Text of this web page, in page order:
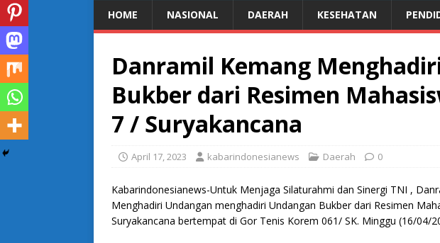
HOME NASIONAL DAERAH KESEHATAN
Danramil Kemang
Bukber dari Resimen
7 / Suryakancana
April 17, 2023 kabarindonesianews Daerah 0
Kabarindonesianews-Untuk Menjaga Silaturahmi dan Sinergi TNI ,
Menghadiri Undangan menghadiri Undangan Bukber dari Resimen
Suryakancana bertempat di Gor Tenis Korem 061/ SK. Minggu (16/04/